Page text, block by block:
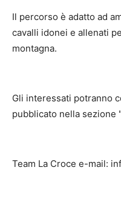
Il percorso è adatto ad
cavalli idonei e allenati
montagna.
Gli interessati potranno
pubblicato nella sezione
Team La Croce e-mail: